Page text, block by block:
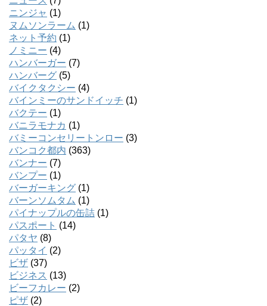
ニンジャ (1)
ヌムソンラーム (1)
ネット予約 (1)
ノミニー (4)
ハンバーガー (7)
ハンバーグ (5)
バイクタクシー (4)
バインミーのサンドイッチ (1)
バクテー (1)
バニラモナカ (1)
バミーコンセリートンロー (3)
バンコク都内 (363)
バンナー (7)
バンプー (1)
バーガーキング (1)
バーンソムタム (1)
パイナップルの缶詰 (1)
パスポート (14)
パタヤ (8)
パッタイ (2)
ビザ (37)
ビジネス (13)
ビーフカレー (2)
ピザ (2)